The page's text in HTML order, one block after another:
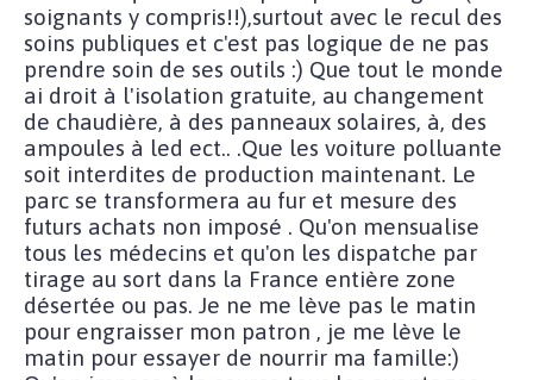
soignants y compris!!),surtout avec le recul des
soins publiques et c'est pas logique de ne pas
prendre soin de ses outils :) Que tout le monde
ai droit à l'isolation gratuite, au changement
de chaudière, à des panneaux solaires, à, des
ampoules à led ect.. .Que les voiture polluante
soit interdites de production maintenant. Le
parc se transformera au fur et mesure des
futurs achats non imposé . Qu'on mensualise
tous les médecins et qu'on les dispatche par
tirage au sort dans la France entière zone
désertée ou pas. Je ne me lève pas le matin
pour engraisser mon patron , je me lève le
matin pour essayer de nourrir ma famille:)